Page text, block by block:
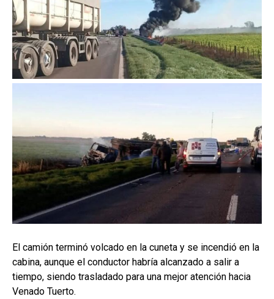
El camión terminó volcado en la cuneta y se incendió en la
cabina, aunque el conductor habría alcanzado a salir a
tiempo, siendo trasladado para una mejor atención hacia
Venado Tuerto.